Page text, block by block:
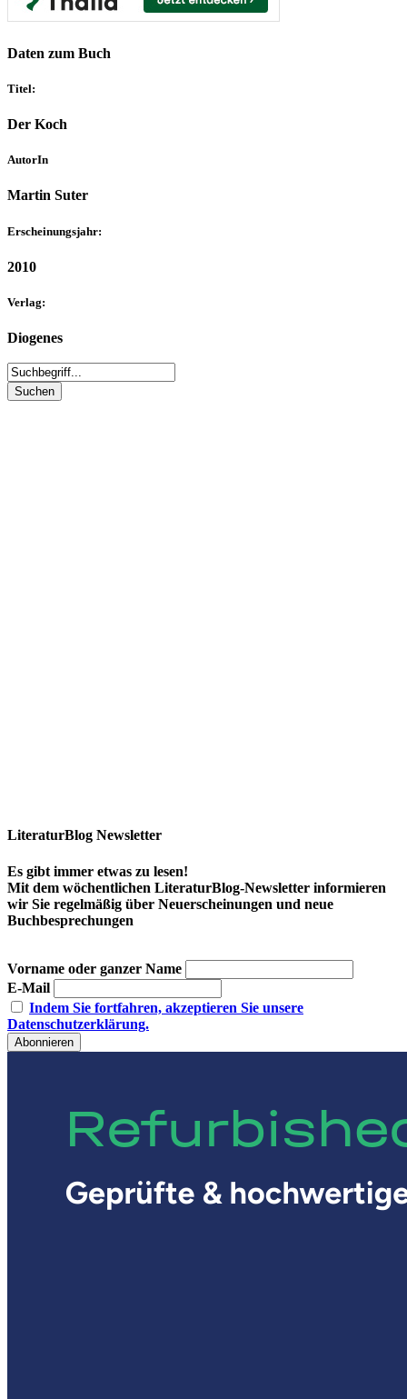
Daten zum Buch
Titel:
Der Koch
AutorIn
Martin Suter
Erscheinungsjahr:
2010
Verlag:
Diogenes
LiteraturBlog Newsletter
Es gibt immer etwas zu lesen!
Mit dem wöchentlichen LiteraturBlog-Newsletter informieren
wir Sie regelmäßig über Neuerscheinungen und neue
Buchbesprechungen
Vorname oder ganzer Name
E-Mail
Indem Sie fortfahren, akzeptieren Sie unsere
Datenschutzerklärung.